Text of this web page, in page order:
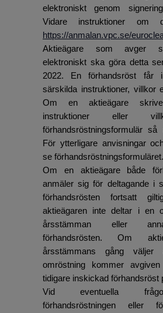
elektroniskt genom
Vidare instruktioner om
https://anmalan.vpc.se/
Aktieägare som avger
elektroniskt ska göra detta
2022. En förhandsröst får
särskilda instruktioner, villkor
Om en aktieägare
instruktioner eller
förhandsröstningsformulär
För ytterligare anvisningar
se förhandsröstningsformuläret.
Om en aktieägare både
anmäler sig för deltagande i
förhandsrösten fortsatt
aktieägaren inte deltar i en
årsstämman eller
förhandsrösten. Om
årsstämmans gång
omröstning kommer
tidigare inskickad förhandsröst
Vid eventuella
förhandsröstningen